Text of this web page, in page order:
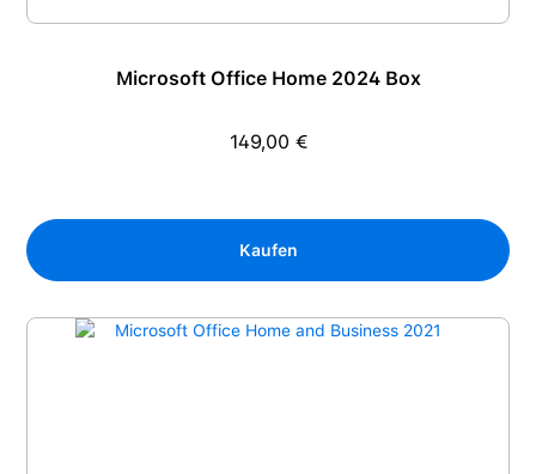
Microsoft Office Home 2024 Box
Regulärer Preis:
149,00 €
Kaufen